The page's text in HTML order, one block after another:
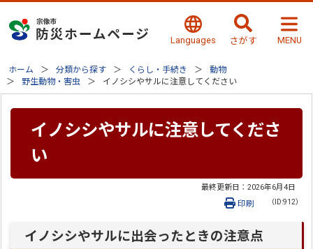
Languages さがす MENU
ホーム 分類から探す くらし・手続き
動物
野生動物・害虫
イノシシやサルに注意してください
イノシシやサルに注意してくださ
い
最終更新日： 2026年6月4日
（ID:912）
印刷
イノシシやサルに出会ったときの注意点